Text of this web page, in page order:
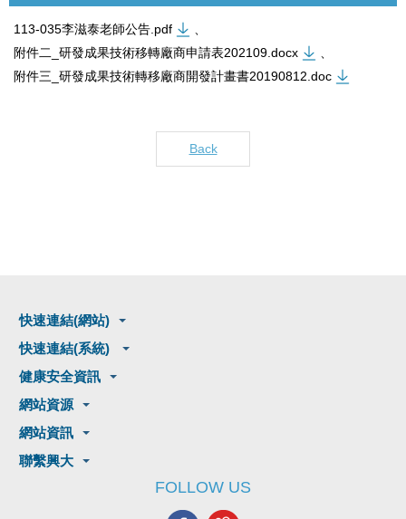
113-035李滋泰老師公告.pdf
附件二_研發成果技術移轉廠商申請表202109.docx
附件三_研發成果技術轉移廠商開發計畫書20190812.doc
Back
快速連結(網站)
快速連結(系統)
健康安全資訊
網站資源
網站資訊
聯繫興大
FOLLOW US